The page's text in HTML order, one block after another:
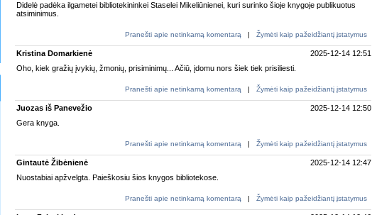
Didelė padėka ilgametei bibliotekininkei Staselei Mikeliūnienei, kuri surinko šioje knygoje publikuotus
atsiminimus.
Pranešti apie netinkamą komentarą | Žymėti kaip pažeidžiantį įstatymus
Kristina Domarkienė
2025-12-14 12:51
Oho, kiek gražių įvykių, žmonių, prisiminimų... Ačiū, įdomu nors šiek tiek prisiliesti.
Pranešti apie netinkamą komentarą | Žymėti kaip pažeidžiantį įstatymus
Juozas iš Panevežio
2025-12-14 12:50
Gera knyga.
Pranešti apie netinkamą komentarą | Žymėti kaip pažeidžiantį įstatymus
Gintautė Žibėnienė
2025-12-14 12:47
Nuostabiai apžvelgta. Paieškosiu šios knygos bibliotekose.
Pranešti apie netinkamą komentarą | Žymėti kaip pažeidžiantį įstatymus